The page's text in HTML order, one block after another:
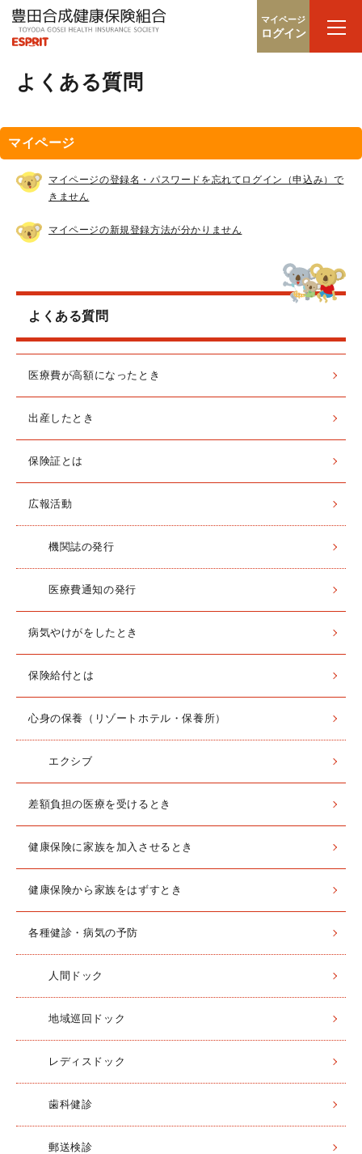
マイページ
ログイン
よくある質問
マイページ
マイページの登録名・パスワードを忘れてログイン（申込み）で
きません
マイページの新規登録方法が分かりません
よくある質問
医療費が高額になったとき
出産したとき
保険証とは
広報活動
機関誌の発行
医療費通知の発行
病気やけがをしたとき
保険給付とは
心身の保養（リゾートホテル・保養所）
エクシブ
差額負担の医療を受けるとき
健康保険に家族を加入させるとき
健康保険から家族をはずすとき
各種健診・病気の予防
人間ドック
地域巡回ドック
レディスドック
歯科健診
郵送検診